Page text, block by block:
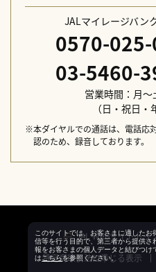
JALマイレージバン
0570-
03-5460-
営業時間：月
（日・祝日・
※本ダイヤルでの通話は、電話応
認のため、録音しております。
JAL Webサイトトッ
特定商取引法に準じる表示
このサイトでは、お客さまに適した
信等を行う目的で、第三者から提供
報をお客さまの個人データと結びつけ
はこちらを参照ください。